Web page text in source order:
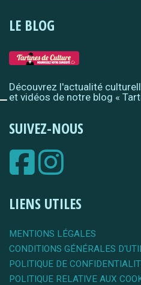
LE BLOG
Découvrez l'actualité
et vidéos de notre blog «
SUIVEZ-NOUS
LIENS UTILES
MENTIONS LÉGALES
CONDITIONS GÉNÉRALES
POLITIQUE DE
POLITIQUE RELATIVE AUX